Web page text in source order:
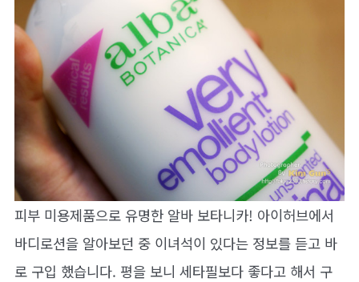
피부 미용제품으로 유명한 알바 보타니카! 아이허브에서
바디로션을 알아보던 중 이녀석이 있다는 정보를 듣고 바
로 구입 했습니다. 평을 보니 세타필보다 좋다고 해서 구